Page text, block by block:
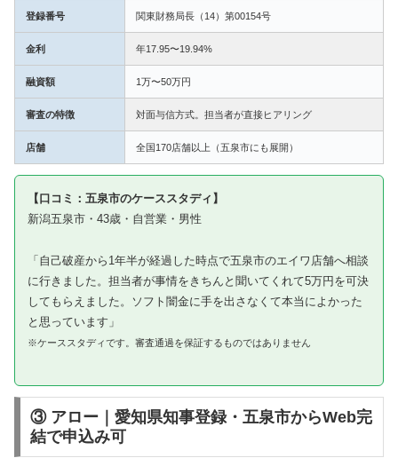
登録番号 関東財務局長（14）第00154号
金利 年17.95〜19.94%
融資額 1万〜50万円
審査の特徴 対面与信方式。担当者が直接ヒアリング
店舗 全国170店舗以上（五泉市にも展開）
【口コミ：五泉市のケーススタディ】
新潟五泉市・43歳・自営業・男性
「自己破産から1年半が経過した時点で五泉市のエイワ店舗へ相談
に行きました。担当者が事情をきちんと聞いてくれて5万円を可決
してもらえました。ソフト闇金に手を出さなくて本当によかった
と思っています」
※ケーススタディです。審査通過を保証するものではありません
③ アロー｜愛知県知事登録・五泉市からWeb完
結で申込み可